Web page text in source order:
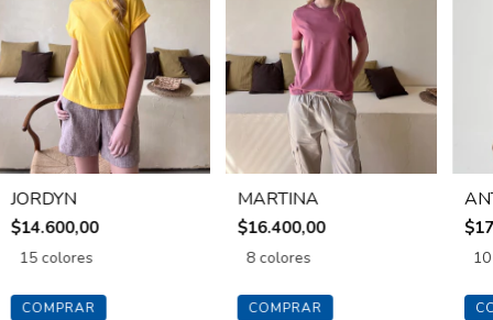
JORDYN
$14.600,00
15 colores
COMPRAR
MARTINA
$16.400,00
8 colores
COMPRAR